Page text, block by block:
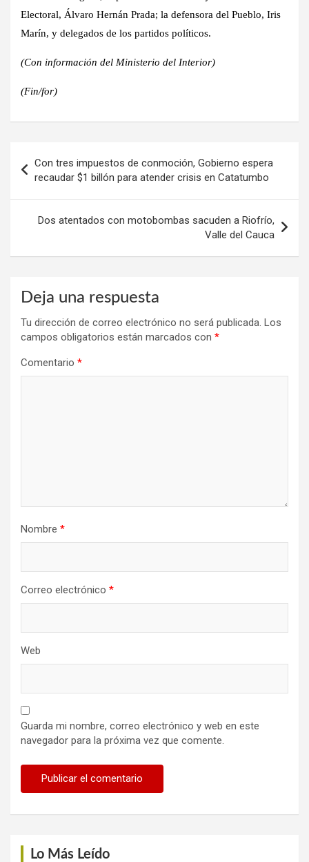
Electoral, Álvaro Hernán Prada; la defensora del Pueblo, Iris
Marín, y delegados de los partidos políticos.
(Con información del Ministerio del Interior)
(Fin/for)
de
entradas
Con tres impuestos de conmoción, Gobierno espera
recaudar $1 billón para atender crisis en Catatumbo
Dos atentados con motobombas sacuden a Riofrío,
Valle del Cauca
Deja una respuesta
Tu dirección de correo electrónico no será publicada. Los
campos obligatorios están marcados con *
Comentario *
Nombre *
Correo electrónico *
Web
Guarda mi nombre, correo electrónico y web en este
navegador para la próxima vez que comente.
Lo Más Leído